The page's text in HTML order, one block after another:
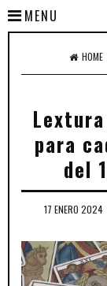
MENU
HOME
para
del
17 ENERO 2024